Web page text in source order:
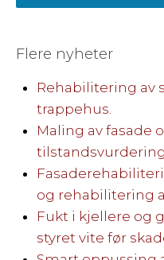
Flere nyheter
Rehabilitering av
trappehus.
Maling av fasade
og rehabilitering
Fukt i kjellere og
styret vite før